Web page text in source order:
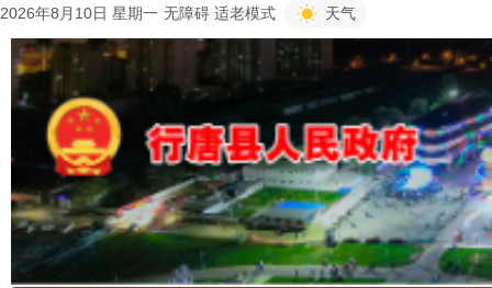
2026年8月10日 星期一 无障碍 适老模式 天气